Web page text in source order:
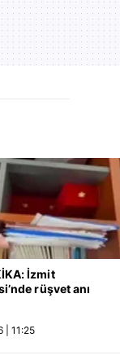
İzmit
rüşvet anı
Üstüne de zarf
| Video
| 11:25